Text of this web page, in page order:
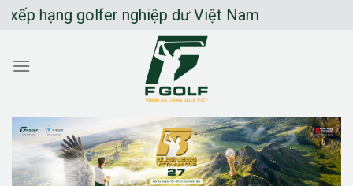
Chuyển
dung
golfer nghiệp dư Việt Nam